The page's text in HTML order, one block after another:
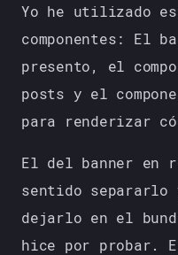
Yo he utilizado
componentes: El
presento, el
posts y el
para renderizar
El del banner en
sentido separarlo
dejarlo en el
hice por probar.